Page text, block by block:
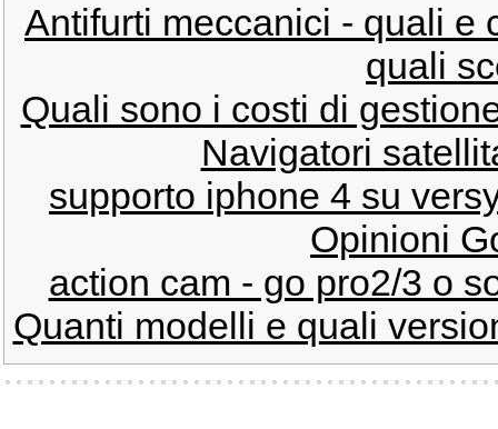
Antifurti meccanici - quali e
quali
Quali sono i costi di
Navigatori
supporto iphone 4 su
Opinioni
action cam - go pro2/3 o
Quanti modelli e quali